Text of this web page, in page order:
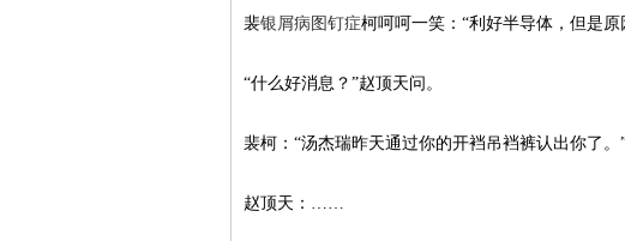
裴银屑病图钉症柯呵呵一笑：“利好半导体，但是
“什么好消息？”赵顶天问。
裴柯：“汤杰瑞昨天通过你的开裆吊裆裤认出你了。
赵顶天：……